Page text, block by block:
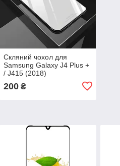
Скляний чохол для
Samsung Galaxy J4 Plus +
/ J415 (2018)
200₴